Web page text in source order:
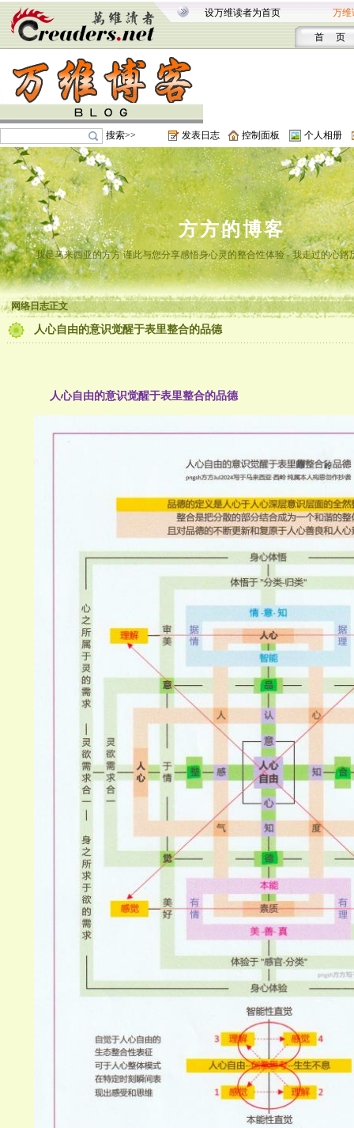
设万维读者为首页 万维
首 页
搜索>> 发表日志 控制面板 个人相册
方方的博客
我是马来西亚的方方 谨此与您分享感悟身心灵的整合性体验 - 我走过的心路
网络日志正文
人心自由的意识觉醒于表里整合的品德
人心自由的意识觉醒于表里整合的品德